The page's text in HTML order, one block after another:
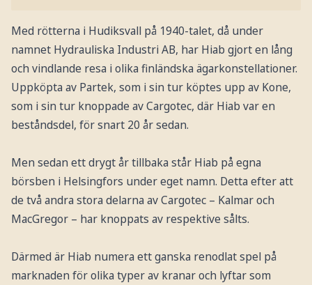
Med rötterna i Hudiksvall på 1940-talet, då under
namnet Hydrauliska Industri AB, har Hiab gjort en lång
och vindlande resa i olika finländska ägarkonstellationer.
Uppköpta av Partek, som i sin tur köptes upp av Kone,
som i sin tur knoppade av Cargotec, där Hiab var en
beståndsdel, för snart 20 år sedan.
Men sedan ett drygt år tillbaka står Hiab på egna
börsben i Helsingfors under eget namn. Detta efter att
de två andra stora delarna av Cargotec – Kalmar och
MacGregor – har knoppats av respektive sålts.
Därmed är Hiab numera ett ganska renodlat spel på
marknaden för olika typer av kranar och lyftar som